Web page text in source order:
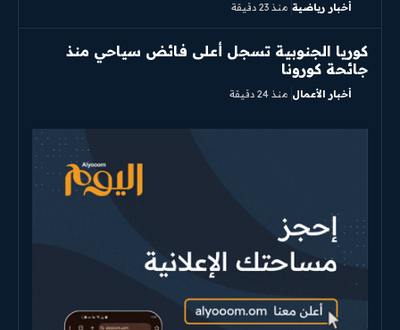
أخبار رياضية منذ 23 دقيقة
كوريا الجنوبية تسجل أعلى فائض سياحي منذ
جائحة كورونا
أخبار الأعمال منذ 24 دقيقة